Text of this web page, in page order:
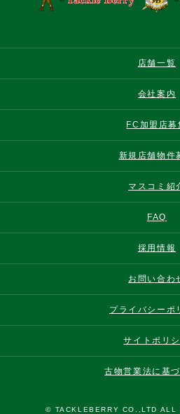
店舗一覧
会社案内
FC加盟店募
新規店舗物件
マスコミ紹
FAQ
採用情報
お問い合わ
プライバシーポ
サイトポリ
古物営業法に基
© TACKLEBERRY CO.,LTD ALL